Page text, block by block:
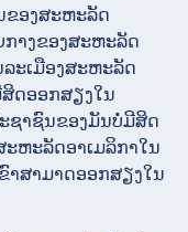
ຂອງສະຫະລັດ
ກາງຂອງສະຫະລັດ
ະເມືອງສະຫະລັດ
ສິດອອກສຽງໃນ
ຊາຊົນຂອງມັນບໍ່ມີສິດ
ະຫະລັດອາເມລິກາໃນ
າສາມາດອອກສຽງໃນ